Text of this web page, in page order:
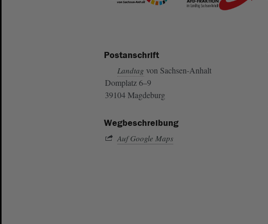
Postanschrift
Landtag von Sachsen-Anhalt
Domplatz 6–9
39104 Magdeburg
Wegbeschreibung
Auf Google Maps